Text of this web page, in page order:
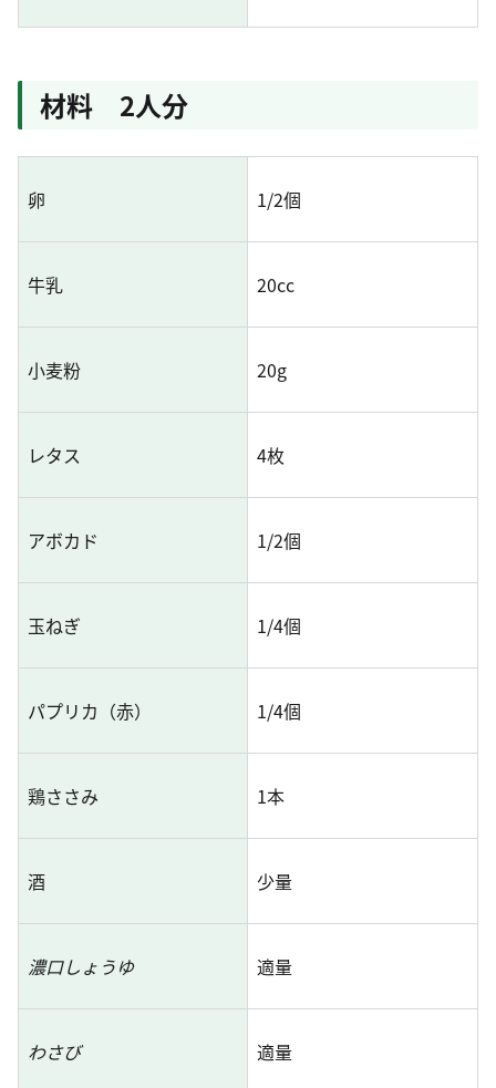
材料 2人分
卵 1/2個
牛乳 20cc
小麦粉 20g
レタス 4枚
アボカド 1/2個
玉ねぎ 1/4個
パプリカ（赤） 1/4個
鶏ささみ 1本
酒 少量
濃口しょうゆ 適量
わさび 適量